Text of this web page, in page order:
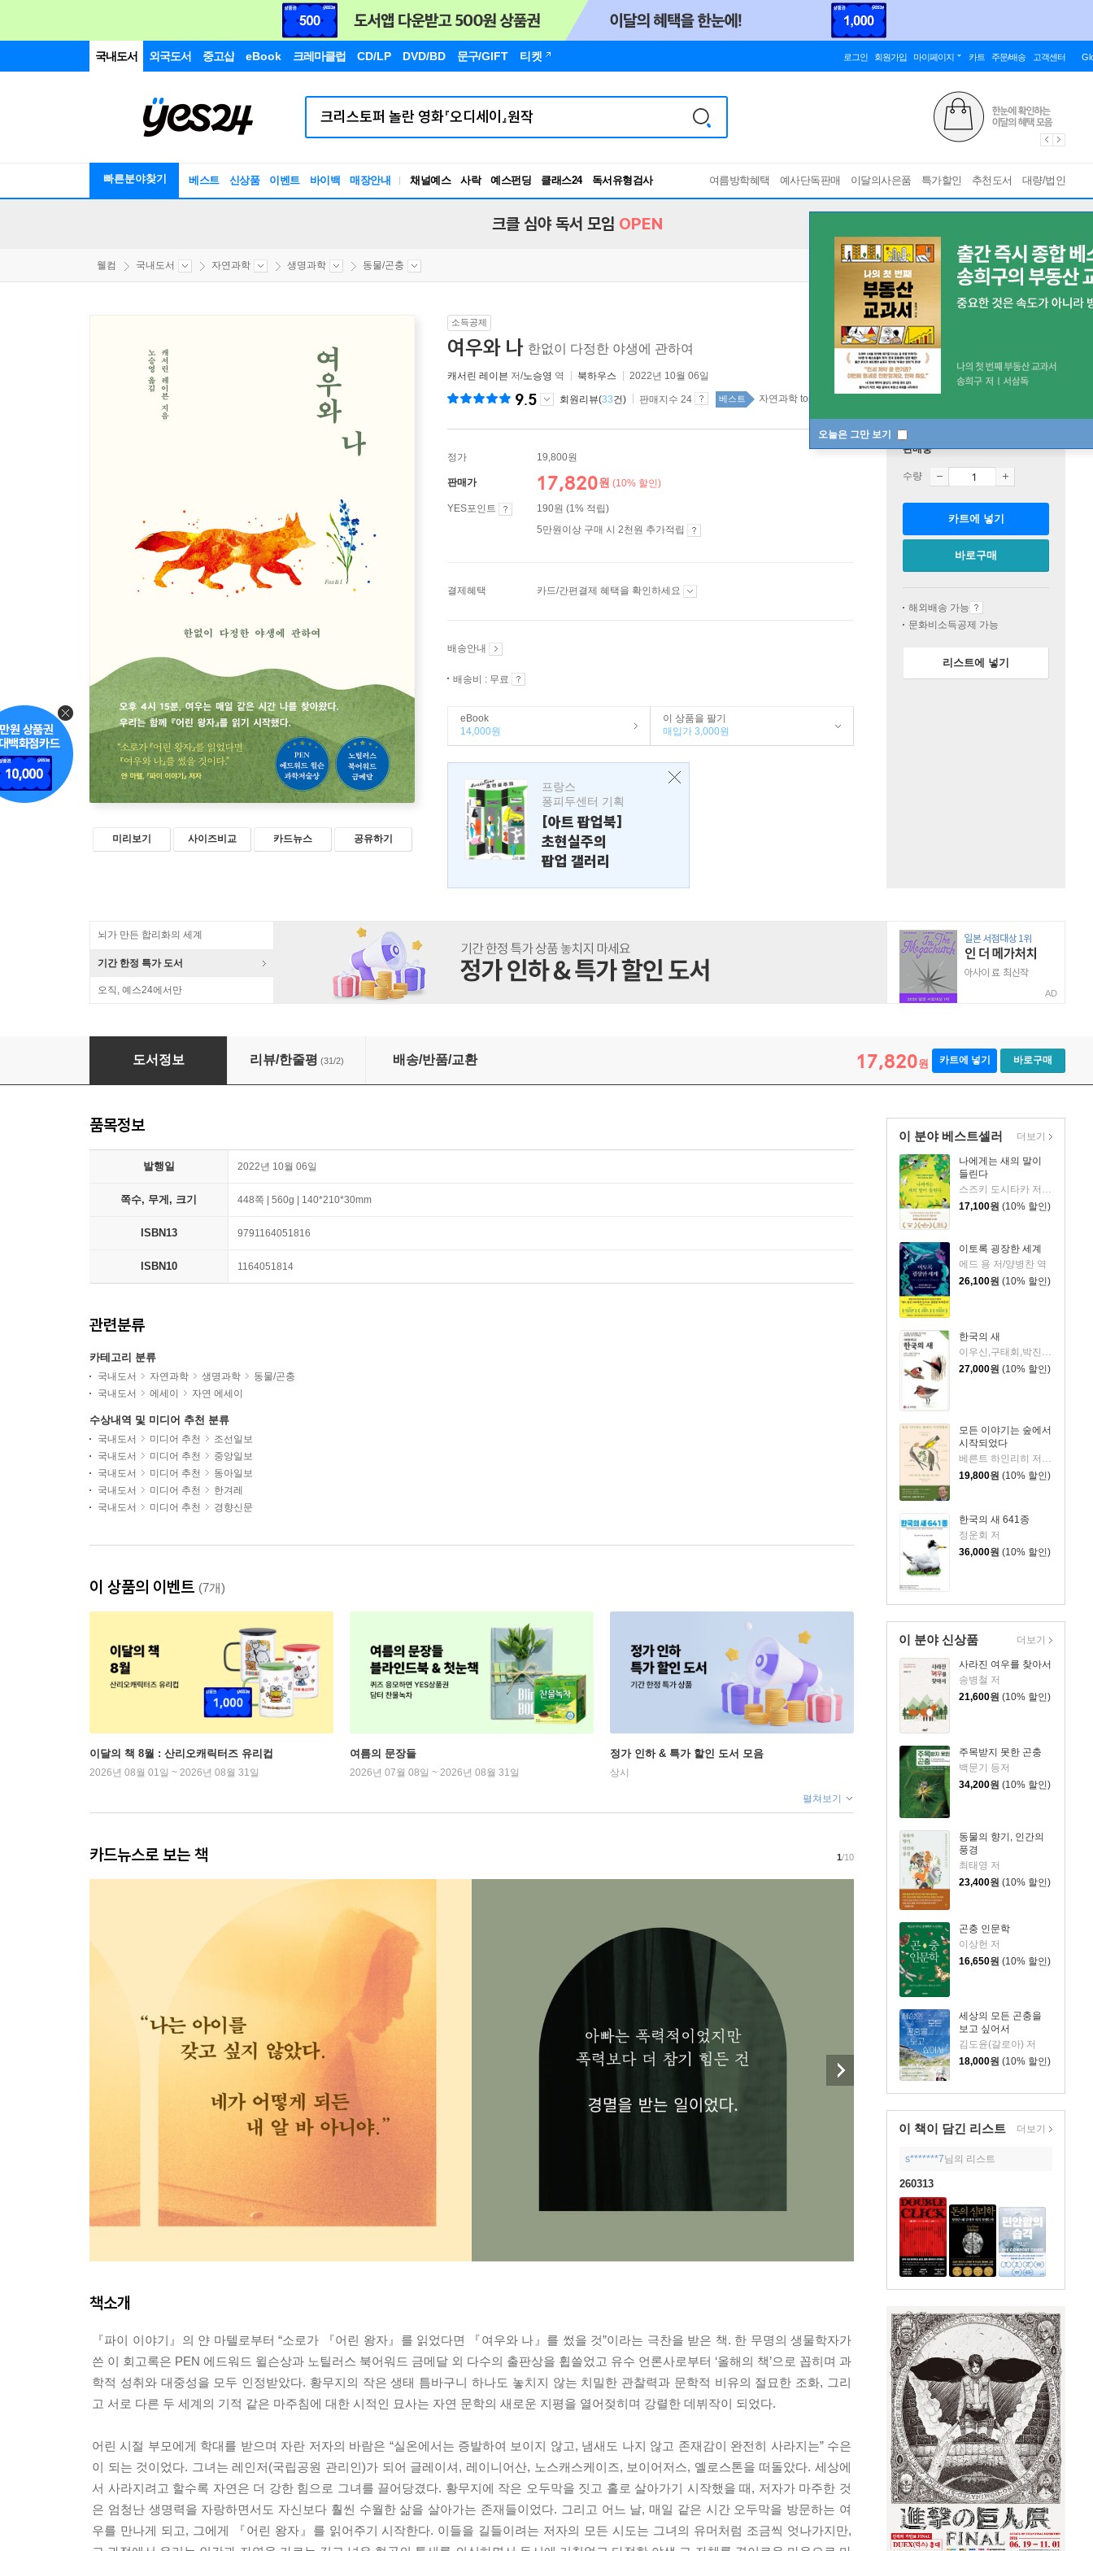
국내도서 외국도서 중고샵 eBook 크레마클럽 CD/LP DVD/BD 문구/GIFT 티켓 로그인 회원가입 마이페이지 카트 주문/배송 고객센터
빠른분야찾기 베스트 신상품 이벤트 바이백 매장안내 채널예스 사락 예스펀딩 클래스24
RBTI Lab
독서유형검사
여름방학혜택 예사단독판매 이달의사은품 특가할인 추천도서 대량/법인
오늘은 그만 보기
크클 심야 독서 모임 OPEN
웰컴 국내도서 자연과학 생명과학 동물/곤충
미리보기 사이즈비교 카드뉴스 공유하기
소득공제
여우와 나 한없이 다정한 야생에 관하여
캐서린 레이븐 저/노승영 역 북하우스 2022년 10월 06일
9.5 회원리뷰(33건) 판매지수 24 베스트 자연과학 top100 2주
정가 19,800원
판매가 17,820원 (10% 할인)
YES포인트
190원 (1% 적립)
5만원이상 구매 시 2천원 추가적립
결제혜택 카드/간편결제 혜택을 확인하세요
배송안내
배송비 : 무료
eBook
14,000원
이 상품을 팔기
매입가 3,000원
프랑스
퐁피두센터 기획
[아트 팝업북]
초현실주의
팝업 갤러리
판매중
수량
카트에 넣기
바로구매
해외배송 가능
문화비소득공제 가능
리스트에 넣기
뇌가 만든 합리화의 세계
기간 한정 특가 도서
오직, 예스24에서만 AD
여우와 나
도서정보 리뷰/한줄평 (31/2) 배송/반품/교환 17,820원 카트에 넣기 바로구매
이 분야 베스트셀러
나에게는 새의 말이
들린다
스즈키 도시타카 저/김소연 역
17,100원 (10% 할인)
이토록 굉장한 세계
에드 용 저/양병찬 역
26,100원 (10% 할인)
한국의 새
이우신,구태회,박진영 저/타니구찌 타카시 그림
27,000원 (10% 할인)
모든 이야기는 숲에서
시작되었다
베른트 하인리히 저/강유리 역
19,800원 (10% 할인)
한국의 새 641종
정운회 저
36,000원 (10% 할인)
더보기
이 분야 신상품
사라진 여우를 찾아서
송병철 저
21,600원 (10% 할인)
주목받지 못한 곤충
백문기 등저
34,200원 (10% 할인)
동물의 향기, 인간의
풍경
최태영 저
23,400원 (10% 할인)
곤충 인문학
이상헌 저
16,650원 (10% 할인)
세상의 모든 곤충을
보고 싶어서
김도윤(갈로아) 저
18,000원 (10% 할인)
더보기
이 책이 담긴 리스트 더보기
s*******7님의 리스트
260313
품목정보
발행일 2022년 10월 06일
쪽수, 무게, 크기 448쪽 | 560g | 140*210*30mm
ISBN13 9791164051816
ISBN10 1164051814
관련분류
카테고리 분류
국내도서 자연과학 생명과학
동물/곤충
국내도서
에세이 자연 에세이
수상내역 및 미디어 추천 분류
국내도서 미디어 추천
조선일보
국내도서
미디어 추천
중앙일보
국내도서
미디어 추천
동아일보
국내도서
미디어 추천
한겨레
국내도서
미디어 추천 경향신문
이 상품의 이벤트 (7개)
이달의 책 8월 : 산리오캐릭터즈 유리컵
2026년 08월 01일 ~ 2026년 08월 31일
여름의 문장들
2026년 07월 08일 ~ 2026년 08월 31일
정가 인하 & 특가 할인 도서 모음
상시
펼쳐보기
카드뉴스로 보는 책 1/10
책소개
『파이 이야기』의 얀 마텔로부터 “소로가 『어린 왕자』를 읽었다면 『여우와 나』를 썼을 것”이라는 극찬을 받은 책. 한 무명의 생물학자가
쓴 이 회고록은 PEN 에드워드 윌슨상과 노틸러스 북어워드 금메달 외 다수의 출판상을 휩쓸었고 유수 언론사로부터 ‘올해의 책’으로 꼽히며 과
학적 성취와 대중성을 모두 인정받았다. 황무지의 작은 생태 틈바구니 하나도 놓치지 않는 치밀한 관찰력과 문학적 비유의 절묘한 조화, 그리
고 서로 다른 두 세계의 기적 같은 마주침에 대한 시적인 묘사는 자연 문학의 새로운 지평을 열어젖히며 강렬한 데뷔작이 되었다.
어린 시절 부모에게 학대를 받으며 자란 저자의 바람은 “실온에서는 증발하여 보이지 않고, 냄새도 나지 않고 존재감이 완전히 사라지는” 수은
이 되는 것이었다. 그녀는 레인저(국립공원 관리인)가 되어 글레이셔, 레이니어산, 노스캐스케이즈, 보이어저스, 옐로스톤을 떠돌았다. 세상에
서 사라지려고 할수록 자연은 더 강한 힘으로 그녀를 끌어당겼다. 황무지에 작은 오두막을 짓고 홀로 살아가기 시작했을 때, 저자가 마주한 것
은 엄청난 생명력을 자랑하면서도 자신보다 훨씬 수월한 삶을 살아가는 존재들이었다. 그리고 어느 날, 매일 같은 시간 오두막을 방문하는 여
우를 만나게 되고, 그에게 『어린 왕자』를 읽어주기 시작한다. 이들을 길들이려는 저자의 모든 시도는 그녀의 유머처럼 조금씩 엇나가지만,